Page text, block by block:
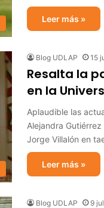
Leer más »
Blog UDLAP 15
Resalta la
en la
Aplaudible las
Alejandra
Jorge Villalón en
Leer más »
Blog UDLAP 9